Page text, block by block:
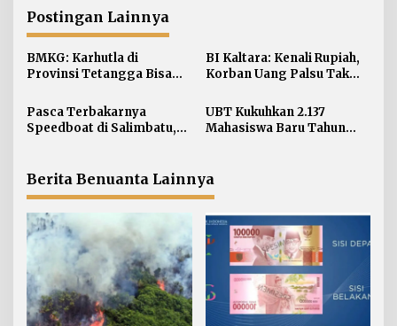
a
s
i
p
o
s
Postingan Lainnya
BMKG: Karhutla di
Provinsi Tetangga Bisa
Kaltara
BI Kaltara: Kenali Rupiah,
Korban Uang Palsu Tak
Pasca Terbakarnya
Speedboat di Salimbatu,
Awak Kapal
UBT Kukuhkan 2.137
Mahasiswa Baru Tahun
Berita Benuanta Lainnya